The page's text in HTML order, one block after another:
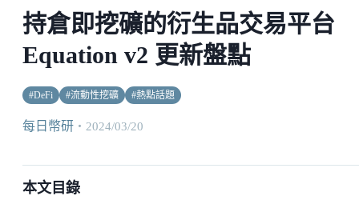
持倉即挖礦的衍生品交易平台
Equation v2 更新盤點
#DeFi #流動性挖礦 #熱點話題
每日幣研 ・ 2024/03/20
本文目錄